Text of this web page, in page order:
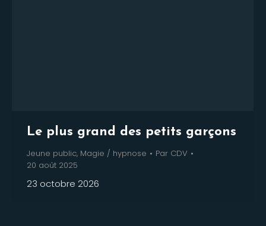
Le plus grand des petits garçons
Jeune public, Magie / hypnose Par CDV
20 août 2025
23 octobre 2026